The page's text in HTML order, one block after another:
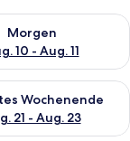
Aug. 9 - Aug.
Morgen
10 - Aug. 11
Verfügbarkeit
Aug. 14
Wochenende
21 - Aug. 23
Verfügbarkeit